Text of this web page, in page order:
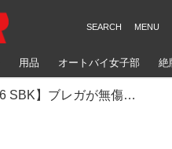
用品 オートバイ女子部 絶
【2026 SBK】ブレガが無傷の開幕15連勝達成